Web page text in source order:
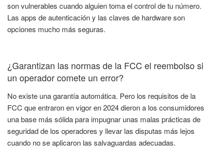
son vulnerables cuando alguien toma el control de tu número.
Las apps de autenticación y las claves de hardware son
opciones mucho más seguras.
¿Garantizan las normas de la FCC el reembolso si
un operador comete un error?
No existe una garantía automática. Pero los requisitos de la
FCC que entraron en vigor en 2024 dieron a los consumidores
una base más sólida para impugnar unas malas prácticas de
seguridad de los operadores y llevar las disputas más lejos
cuando no se aplicaron las salvaguardas adecuadas.